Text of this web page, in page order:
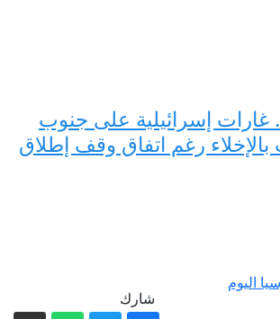
إسرائيلية على جنوب
بالإخلاء رغم اتفاق وقف إطلاق
اليوم
شارك